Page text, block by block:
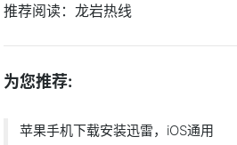
推荐阅读：龙岩热线
为您推荐:
苹果手机下载安装迅雷，iOS通用